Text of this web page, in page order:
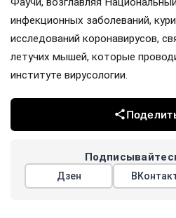
инфекционных заболеваний,
исследований коронавирусов,
летучих мышей, которые
институте вирусологии.
Дзен